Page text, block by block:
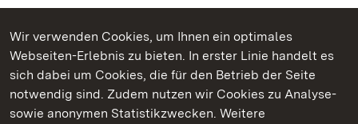
Wir verwenden Cookies, um Ihnen ein optimales
Webseiten-Erlebnis zu bieten. In erster Linie handelt es
sich dabei um Cookies, die für den Betrieb der Seite
notwendig sind. Zudem nutzen wir Cookies zu Analyse-
sowie anonymen Statistikzwecken. Weitere
Kommen. Staunen. Genießen.